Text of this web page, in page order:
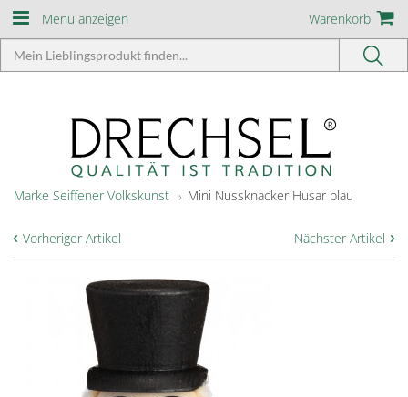
Menü anzeigen Warenkorb
Marke Seiffener Volkskunst Mini Nussknacker Husar blau
Nächster Artikel ›
‹ Vorheriger Artikel